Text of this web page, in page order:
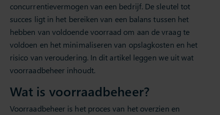
concurrentievermogen van een bedrijf. De sleutel tot
succes ligt in het bereiken van een balans tussen het
hebben van voldoende voorraad om aan de vraag te
voldoen en het minimaliseren van opslagkosten en het
risico van veroudering. In dit artikel leggen we uit wat
voorraadbeheer inhoudt.
Wat is voorraadbeheer?
Voorraadbeheer is het proces van het overzien en